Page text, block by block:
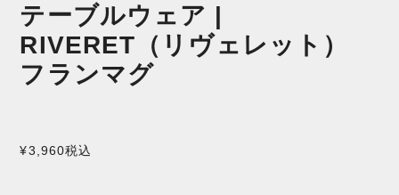
テーブルウェア |
RIVERET（リヴェレット）
フランマグ
¥3,960税込